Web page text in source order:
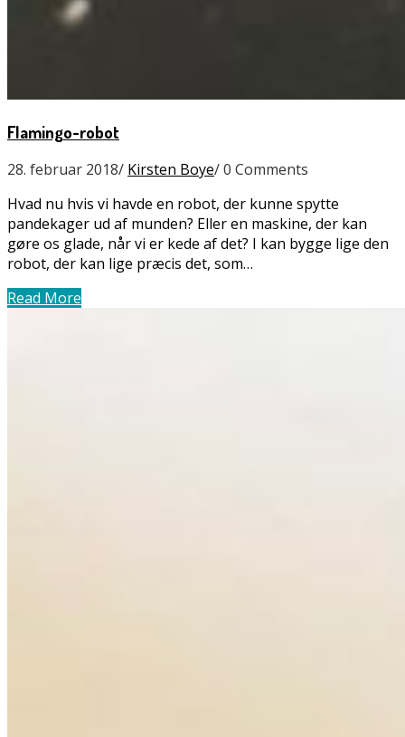
Flamingo-robot
28. februar 2018/ Kirsten Boye/0 Comments
Hvad nu hvis vi havde en robot, der kunne spytte
pandekager ud af munden? Eller en maskine, der kan
gøre os glade, når vi er kede af det? I kan bygge lige den
robot, der kan lige præcis det, som…
Read More